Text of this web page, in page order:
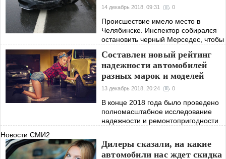
14 декабрь 2018, 09:31 0
Происшествие имело место в
Челябинске. Инспектор собирался
остановить черный Мерседес, чтобы
водитель в лице 15-летней девушки
даже не собирался
останавливаться.
Составлен новый рейтинг
надежности автомобилей
разных марок и моделей
13 декабрь 2018, 20:24 0
В конце 2018 года было проведено
полномасштабное исследование
надежности и ремонтопригодности
состояние и истории ремонтов
более 5 с
Новости СМИ2
Дилеры сказали, на какие
автомобили нас ждет скидка